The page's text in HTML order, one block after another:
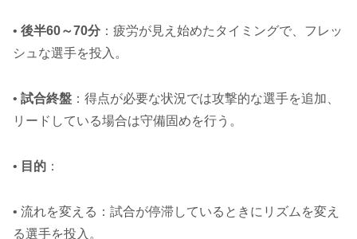
• 後半60～70分 ：疲労が見え始めたタイミングで、フレッ
シュな選手を投入。
• 試合終盤 ：得点が必要な状況では攻撃的な選手を追加、
リードしている場合は守備固めを行う。
• 目的 ：
• 流れを変える：試合が停滞しているときにリズムを変え
る選手を投入。